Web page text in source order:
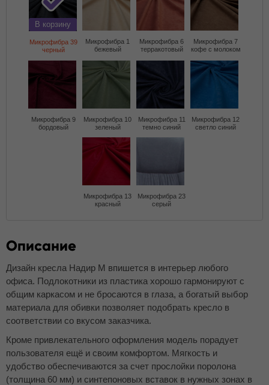
В корзину
Микрофибра 39
черный
Микрофибра 1
бежевый
Микрофибра 6
терракотовый
Микрофибра 7
кофе с молоком
Микрофибра 9
бордовый
Микрофибра 10
зеленый
Микрофибра 11
темно синий
Микрофибра 12
светло синий
Микрофибра 13
красный
Микрофибра 23
серый
Описание
Дизайн кресла Надир М впишется в интерьер любого
офиса. Подлокотники из пластика хорошо гармонируют с
общим каркасом и не бросаются в глаза, а богатый выбор
материала для обивки позволяет подобрать кресло в
соответствии со вкусом заказчика.
Кроме привлекательного оформления модель порадует
пользователя ещё и своим комфортом. Мягкость и
удобство обеспечиваются за счет прослойки поролона
(толщина 60 мм) и синтепоновых вставок в нужных зонах в